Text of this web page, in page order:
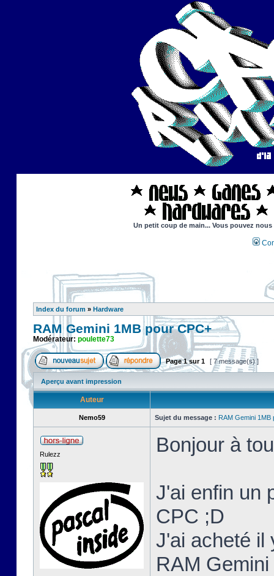
Un petit coup de main... Vous pouvez
Index du forum » Hardware
RAM Gemini 1MB pour CPC+
Modérateur: poulette73
Page1sur1 [ 7 message(s) ]
Aperçu avant impression
Auteur
Nemo59 Sujet du message : RAM Gemini 1MB
Rulezz Bonjour à
J'ai enfin un
CPC ;D
J'ai acheté il
RAM